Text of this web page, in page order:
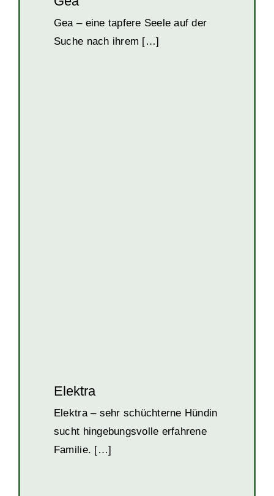
Gea – eine tapfere Seele auf der
Suche nach ihrem […]
Elektra
Elektra – sehr schüchterne Hündin
sucht hingebungsvolle erfahrene
Familie. […]